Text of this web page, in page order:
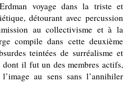
voyage dans la triste et
détourant avec percussion
au collectivisme et à la
compile dans cette deuxième
teintées de surréalisme et
dont il fut un des membres actifs,
au sens sans l’annihiler